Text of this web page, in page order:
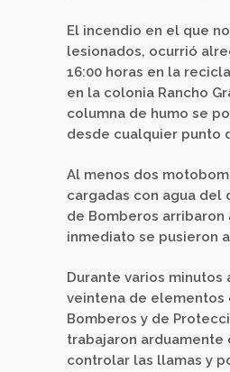
El incendio en el que
lesionados, ocurrió
16:00 horas en la
en la colonia Rancho
columna de humo se
desde cualquier punto
Al menos dos
cargadas con agua del
de Bomberos arribaron
inmediato se pusieron
Durante varios minutos
veintena de elementos
Bomberos y de
trabajaron arduamente
controlar las llamas y